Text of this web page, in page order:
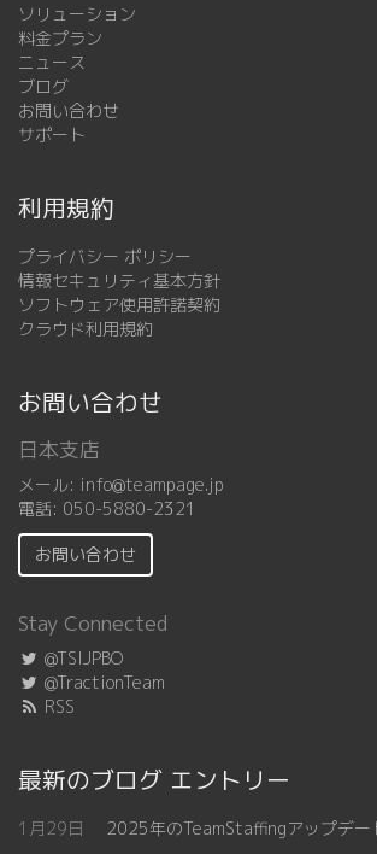
ソリューション
料金プラン
ニュース
ブログ
お問い合わせ
サポート
利用規約
プライバシー ポリシー
情報セキュリティ基本方針
ソフトウェア使用許諾契約
クラウド利用規約
お問い合わせ
日本支店
メール: info@teampage.jp
電話: 050-5880-2321
お問い合わせ
Stay Connected
@TSIJPBO
@TractionTeam
RSS
最新のブログ エントリー
1月29日
2025年のTeamStaffingアップデー